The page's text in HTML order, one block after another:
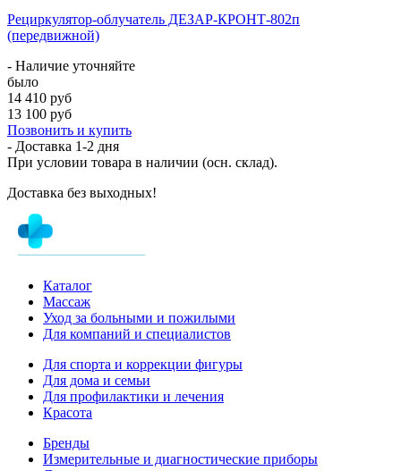
Рециркулятор-облучатель ДЕЗАР-КРОНТ-802п
(передвижной)
- Наличие уточняйте
было
14 410 руб
13 100 руб
Позвонить и купить
- Доставка 1-2 дня
При условии товара в наличии (осн. склад).
Доставка без выходных!
Каталог
Массаж
Уход за больными и пожилыми
Для компаний и специалистов
Для спорта и коррекции фигуры
Для дома и семьи
Для профилактики и лечения
Красота
Бренды
Измерительные и диагностические приборы